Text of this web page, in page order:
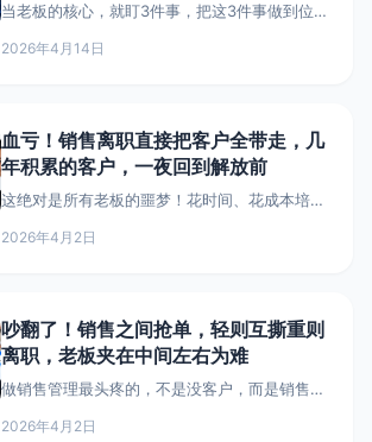
当老板的核心，就盯3件事，把这3件事做到位，
战中踩过坑、总结出来的经验，不管你是做B2B
2026年4月14日
血亏！销售离职直接把客户全带走，几
年积累的客户，一夜回到解放前
这绝对是所有老板的噩梦！花时间、花成本培养
走，有的甚至带着客户投奔竞品，几年积累的客
2026年4月2日
吵翻了！销售之间抢单，轻则互撕重则
离职，老板夹在中间左右为难
做销售管理最头疼的，不是没客户，而是销售之
互相拆台、抢报价，最后要么客户被搞跑，要么
2026年4月2日